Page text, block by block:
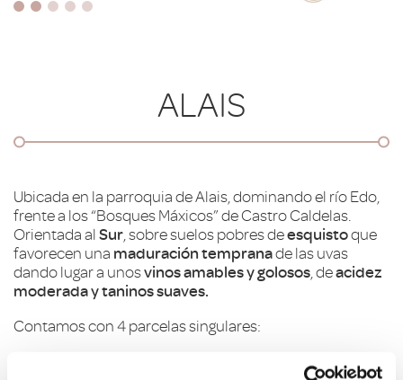
ALAIS
Ubicada en la parroquia de Alais, dominando el río Edo,
frente a los “Bosques Máxicos” de Castro Caldelas.
Orientada al Sur, sobre suelos pobres deesquistoque
favorecen una maduración tempranade las uvas
dando lugar a unosvinos amables y golosos, deacidez
moderada y taninos suaves.
Contamos con 4 parcelas singulares: